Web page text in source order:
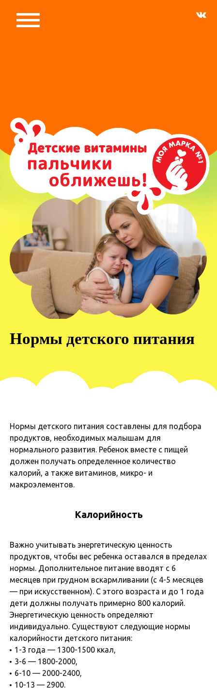
Нормы детского питания
Нормы детского питания составлены для подбора
продуктов, необходимых малышам для
нормального развития. Ребенок вместе с пищей
должен получать определенное количество
калорий, а также витаминов, микро- и
макроэлементов.
Калорийность
Важно учитывать энергетическую ценность
продуктов, чтобы вес ребенка оставался в пределах
нормы. Дополнительное питание вводят с 6
месяцев при грудном вскармливании (с 4-5 месяцев
— при искусственном). С этого возраста и до 1 года
дети должны получать примерно 800 калорий.
Энергетическую ценность определяют
индивидуально. Существуют следующие нормы
калорийности детского питания:
1-3 года — 1300-1500 ккал,
3-6 — 1800-2000,
6-10 — 2000-2400,
10-13 — 2900.